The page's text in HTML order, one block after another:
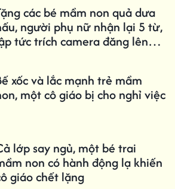
các bé mầm non quả dưa
người phụ nữ nhận lại 5 từ,
tức trích camera đăng lên
xốc và lắc mạnh trẻ mầm
một cô giáo bị cho nghỉ việc
lớp say ngủ, một bé trai
non có hành động lạ khiến
giáo chết lặng